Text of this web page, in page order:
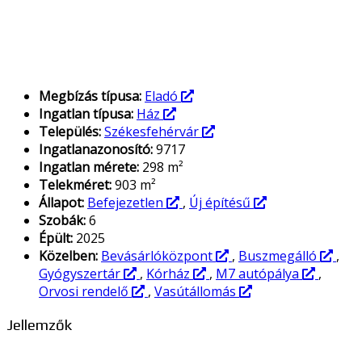
Megbízás típusa: Eladó
Ingatlan típusa: Ház
Település:Székesfehérvár
Ingatlanazonosító:9717
Ingatlan mérete: 298 m²
Telekméret:903 m²
Állapot: Befejezetlen , Új építésű
Szobák:6
Épült: 2025
Közelben: Bevásárlóközpont , Buszmegálló
,
Gyógyszertár
, Kórház , M7 autópálya
,
Orvosi rendelő
, Vasútállomás
Jellemzők